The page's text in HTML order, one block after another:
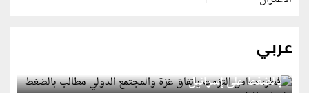
عربي
قطر: حماس التزمت باتفاق غزة والمجتمع الدولي مطالب
بالضغط على إسرائيل